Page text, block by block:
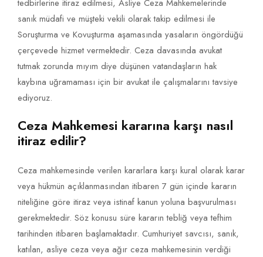
tedbirlerine itiraz edilmesi, Asliye Ceza Mahkemelerinde
sanık müdafi ve müşteki vekili olarak takip edilmesi ile
Soruşturma ve Kovuşturma aşamasında yasaların öngördüğü
çerçevede hizmet vermektedir. Ceza davasında avukat
tutmak zorunda mıyım diye düşünen vatandaşların hak
kaybına uğramaması için bir avukat ile çalışmalarını tavsiye
ediyoruz.
Ceza Mahkemesi kararına karşı nasıl
itiraz edilir?
Ceza mahkemesinde verilen kararlara karşı kural olarak karar
veya hükmün açıklanmasından itibaren 7 gün içinde kararın
niteliğine göre itiraz veya istinaf kanun yoluna başvurulması
gerekmektedir. Söz konusu süre kararın tebliğ veya tefhim
tarihinden itibaren başlamaktadır. Cumhuriyet savcısı, sanık,
katılan, asliye ceza veya ağır ceza mahkemesinin verdiği